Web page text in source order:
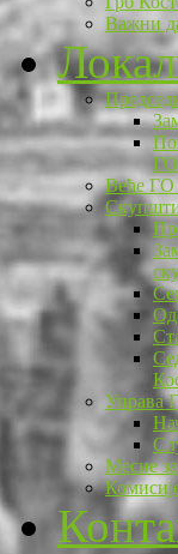
Важни
ГО
Веће ГО
Управа
Месне